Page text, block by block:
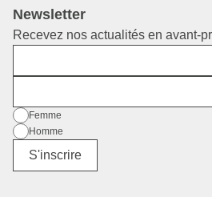
Newsletter
Recevez nos actualités en avant-
SexeFemme
Homme
Divers
S'inscrire